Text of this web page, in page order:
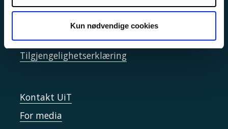
Kun nødvendige cookies
Informasjonskapsler
Tilgjengelighetserklæring
Kontakt UiT
For media